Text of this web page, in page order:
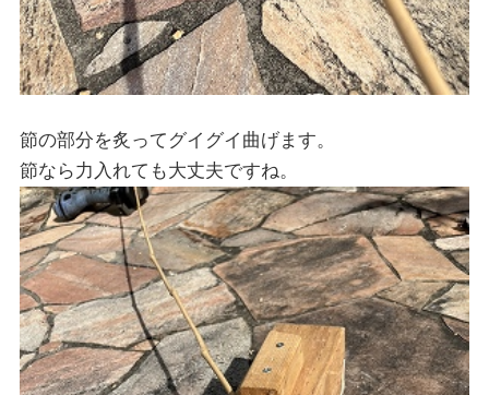
節の部分を炙ってグイグイ曲げます。
節なら力入れても大丈夫ですね。